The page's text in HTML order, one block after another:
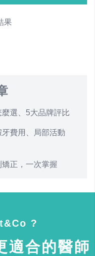
果
選、5大品牌評比
費用、局部活動
正，一次掌握
?
適合的醫師